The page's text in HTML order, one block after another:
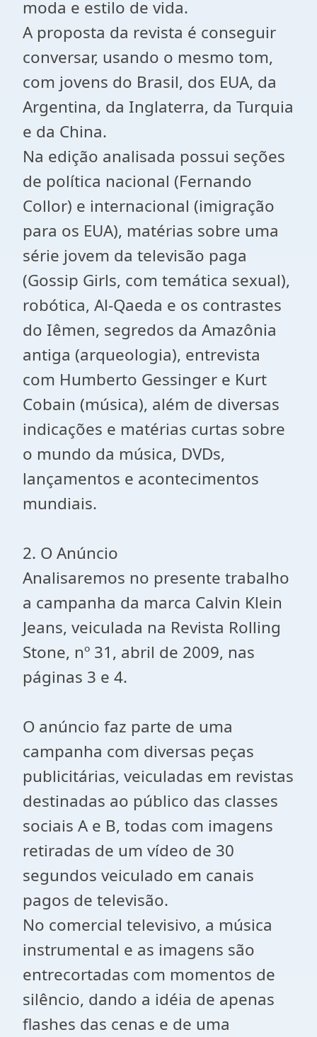
moda e estilo de vida.
A proposta da revista é conseguir
conversar, usando o mesmo tom,
com jovens do Brasil, dos EUA, da
Argentina, da Inglaterra, da Turquia
e da China.
Na edição analisada possui seções
de política nacional (Fernando
Collor) e internacional (imigração
para os EUA), matérias sobre uma
série jovem da televisão paga
(Gossip Girls, com temática sexual),
robótica, Al-Qaeda e os contrastes
do Iêmen, segredos da Amazônia
antiga (arqueologia), entrevista
com Humberto Gessinger e Kurt
Cobain (música), além de diversas
indicações e matérias curtas sobre
o mundo da música, DVDs,
lançamentos e acontecimentos
mundiais.
2. O Anúncio
Analisaremos no presente trabalho
a campanha da marca Calvin Klein
Jeans, veiculada na Revista Rolling
Stone, nº 31, abril de 2009, nas
páginas 3 e 4.
O anúncio faz parte de uma
campanha com diversas peças
publicitárias, veiculadas em revistas
destinadas ao público das classes
sociais A e B, todas com imagens
retiradas de um vídeo de 30
segundos veiculado em canais
pagos de televisão.
No comercial televisivo, a música
instrumental e as imagens são
entrecortadas com momentos de
silêncio, dando a idéia de apenas
flashes das cenas e de uma